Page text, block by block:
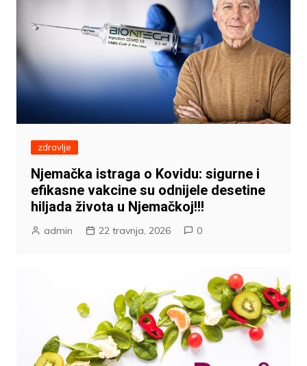
zdravlje
Njemačka istraga o Kovidu: sigurne i
efikasne vakcine su odnijele desetine
hiljada života u Njemačkoj!!!
admin 22 travnja, 2026 0